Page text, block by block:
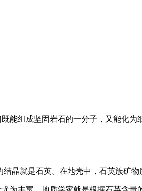
能组成坚固岩石的一分子，又能化
晶就是石英。在地壳中，石英族矿